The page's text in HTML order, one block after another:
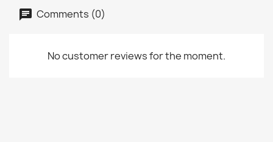
Comments (0)
No customer reviews for the moment.